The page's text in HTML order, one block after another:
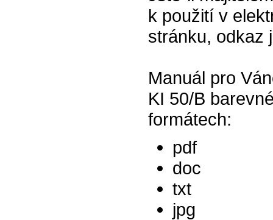
k použití v
stránku, odkaz
Manuál pro
KI 50/B
formátech:
pdf
doc
txt
jpg